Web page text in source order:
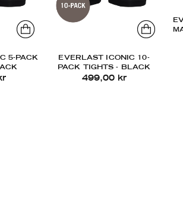
5-PACK
EVERLAST ICONIC 10-
PACK TIGHTS - BLACK
499,00 kr